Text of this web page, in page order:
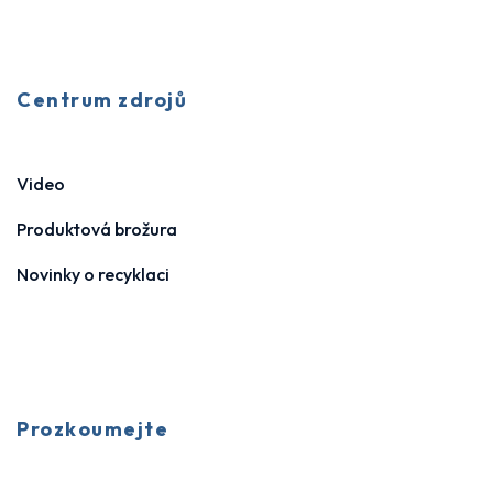
Centrum zdrojů
Video
Produktová brožura
Novinky o recyklaci
Prozkoumejte